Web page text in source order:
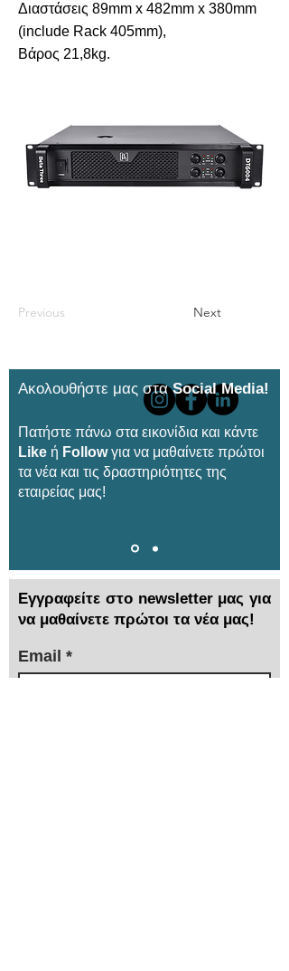
Διαστάσεις 89mm x 482mm x 380mm
(include Rack 405mm),
Βάρος 21,8kg.
Previous Next
Ακολουθήστε μας σταSocial Media!
Πατήστε πάνω στα εικονίδια και κάντε
Like ή Followγια να μαθαίνετε πρώτοι
τα νέα και τις δραστηριότητες της
εταιρείας μας!
Εγγραφείτε στο newsletter μας για
να μαθαίνετε πρώτοι τα νέα μας!
Email